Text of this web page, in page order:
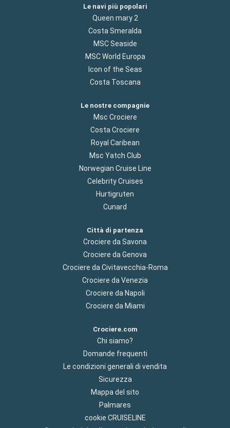
Le navi più popolari
Queen mary 2
Costa Smeralda
MSC Seaside
MSC World Europa
Icon of the Seas
Costa Toscana
Le nostre compagnie
Msc Crociere
Costa Crociere
Royal Caribean
Msc Yatch Club
Norwegian Cruise Line
Celebrity Cruises
Hurtigruten
Cunard
Città di partenza
Crociere da Savona
Crociere da Genova
Crociere da Civitavecchia-Roma
Crociere da Venezia
Crociere da Napoli
Crociere da Miami
Crociere.com
Chi siamo?
Domande frequenti
Le condizioni generali di vendita
Sicurezza
Mappa del sito
Palmares
cookie CRUISELINE